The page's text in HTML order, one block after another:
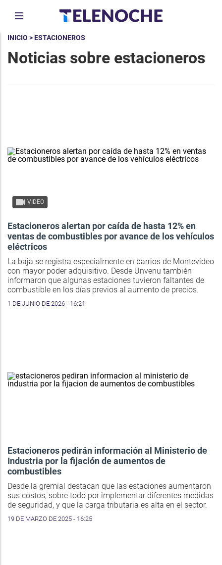
INICIO > ESTACIONEROS
Noticias sobre estacioneros
VIDEO
Estacioneros alertan por caída de hasta 12% en
ventas de combustibles por avance de los vehículos
eléctricos
La baja se registra especialmente en barrios de Montevideo
con mayor poder adquisitivo. Desde Unvenu también
informaron que algunas estaciones tuvieron faltantes de
combustible en los días previos al aumento de precios.
1 DE JUNIO DE 2026 - 16:21
Estacioneros pedirán información al Ministerio de
Industria por la fijación de aumentos de
combustibles
Desde la gremial destacan que las estaciones aumentaron
sus costos, sobre todo por implementar diferentes medidas
de seguridad, y que la carga tributaria es alta en el sector.
19 DE MARZO DE 2025 - 16:25